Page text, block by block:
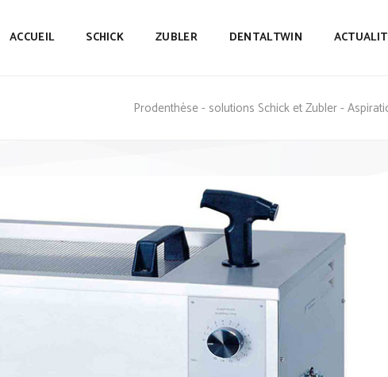
ACCUEIL SCHICK ZUBLER DENTALTWIN
Prodenthèse - solutions Schick et Zubler -